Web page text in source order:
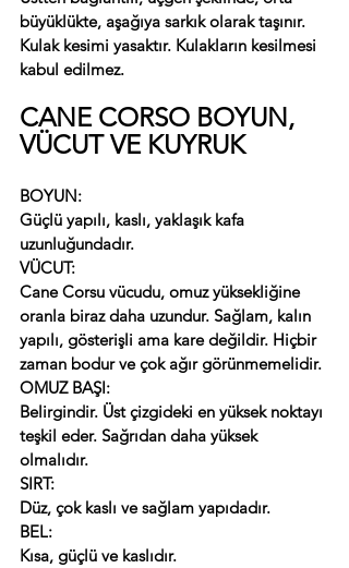
büyüklükte, aşağıya sarkık olarak taşınır.
Kulak kesimi yasaktır. Kulakların kesilmesi
kabul edilmez.
CANE CORSO BOYUN,
VÜCUT VE KUYRUK
BOYUN:
Güçlü yapılı, kaslı, yaklaşık kafa
uzunluğundadır.
VÜCUT:
Cane Corsu vücudu, omuz yüksekliğine
oranla biraz daha uzundur. Sağlam, kalın
yapılı, gösterişli ama kare değildir. Hiçbir
zaman bodur ve çok ağır görünmemelidir.
OMUZ BAŞI:
Belirgindir. Üst çizgideki en yüksek noktayı
teşkil eder. Sağrıdan daha yüksek
olmalıdır.
SIRT:
Düz, çok kaslı ve sağlam yapıdadır.
BEL:
Kısa, güçlü ve kaslıdır.